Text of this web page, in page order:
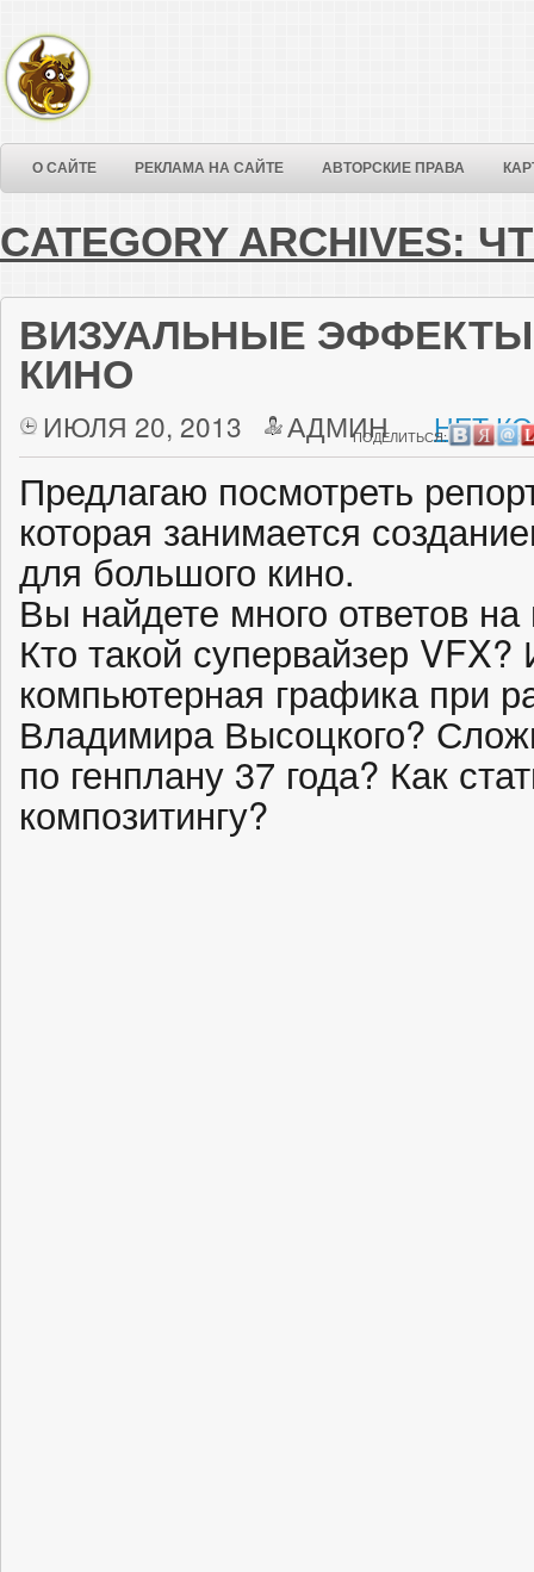
О САЙТЕ РЕКЛАМА НА САЙТЕ АВТОРСКИЕ ПРАВА
CATEGORY ARCHIVES:
ВИЗУАЛЬНЫЕ
КИНО
ИЮЛЯ 20, 2013 АДМИН НЕТ
ПОДЕЛИТЬСЯ:
Предлагаю посмотреть
которая занимается
для большого кино.
Вы найдете много ответов
Кто такой супервайзер
компьютерная графика при
Владимира Высоцкого?
по генплану 37 года? Как
композитингу?